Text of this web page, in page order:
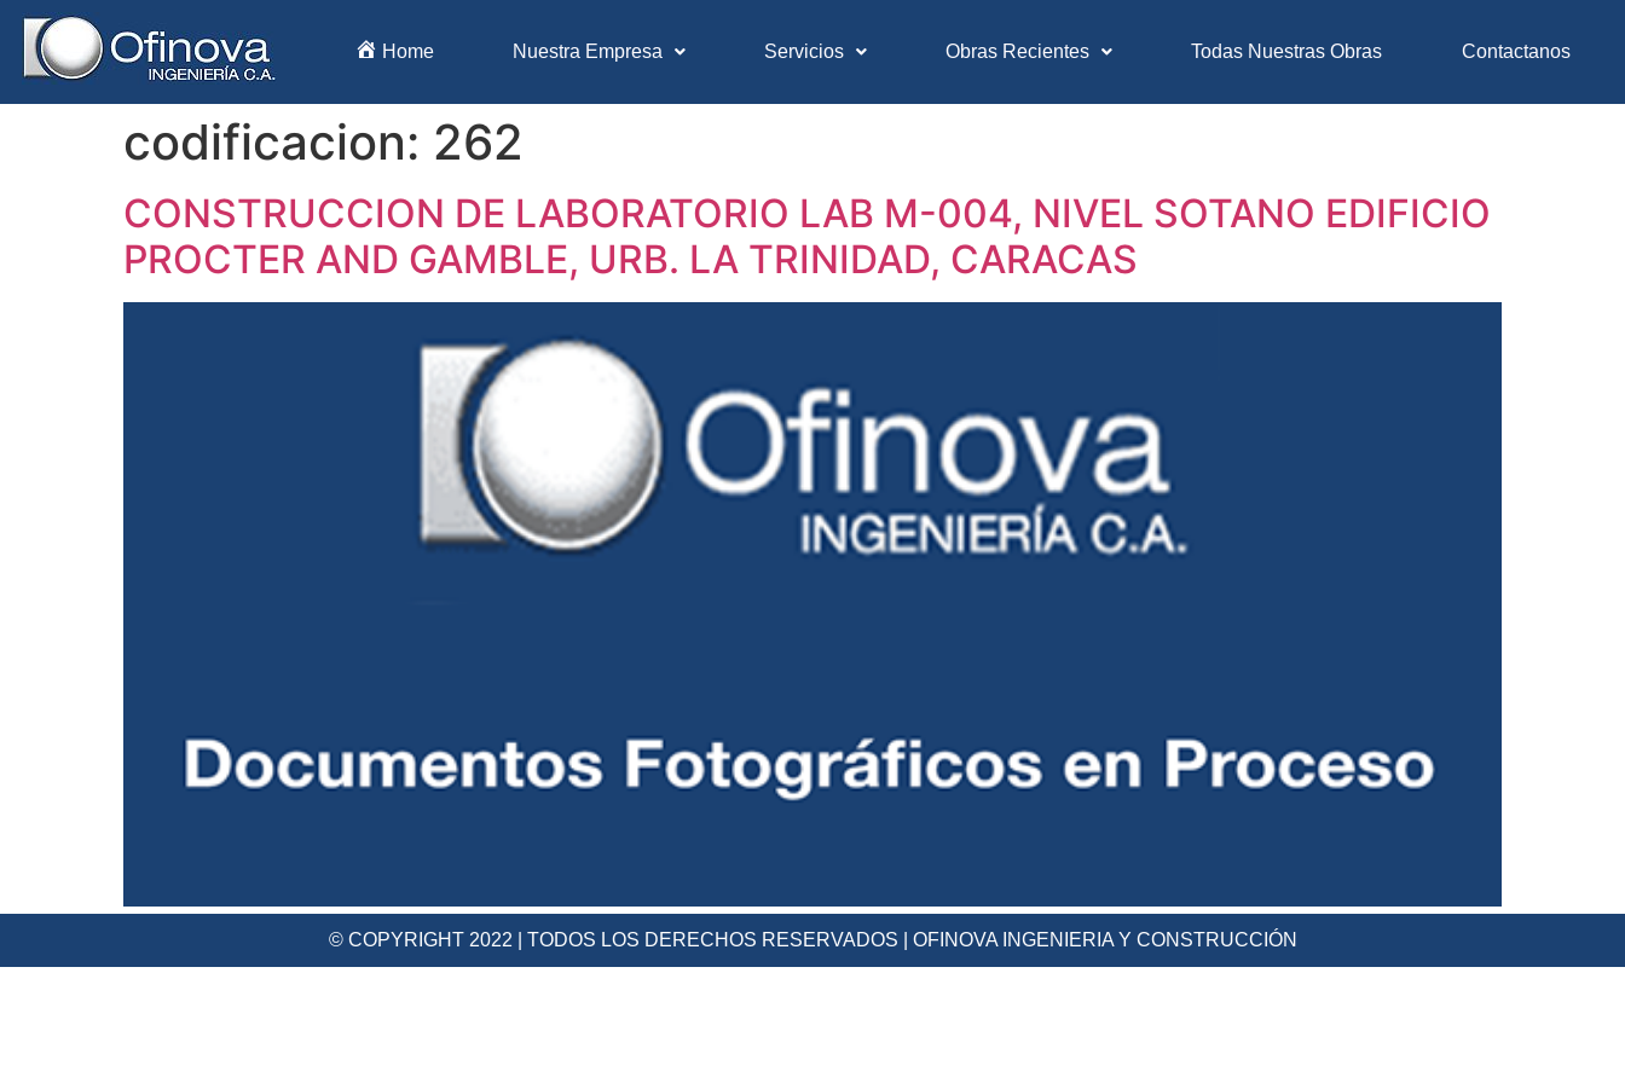
Home Nuestra Empresa Servicios Obras Recientes Todas Nuestras Obras Contactanos
codificacion: 262
CONSTRUCCION DE LABORATORIO LAB M-004, NIVEL SOTANO EDIFICIO
PROCTER AND GAMBLE, URB. LA TRINIDAD, CARACAS
© COPYRIGHT 2022 | TODOS LOS DERECHOS RESERVADOS | OFINOVA INGENIERIA Y CONSTRUCCIÓN